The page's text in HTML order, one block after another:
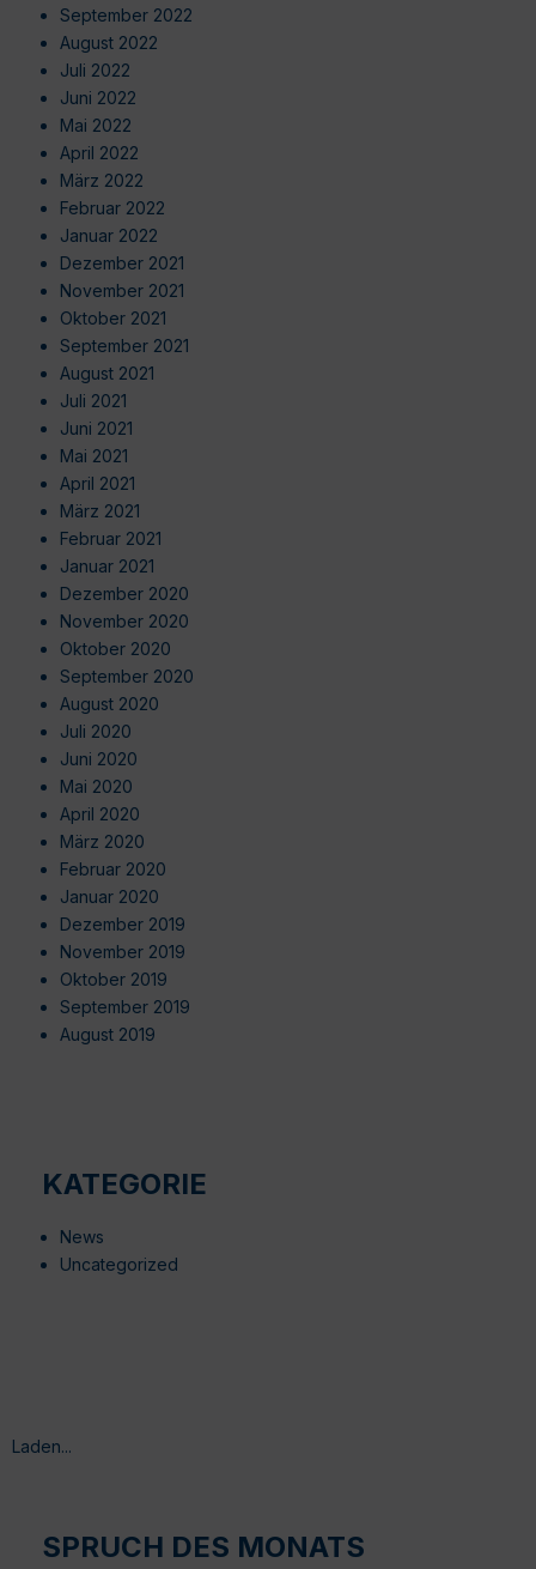
September 2022
August 2022
Juli 2022
Juni 2022
Mai 2022
April 2022
März 2022
Februar 2022
Januar 2022
Dezember 2021
November 2021
Oktober 2021
September 2021
August 2021
Juli 2021
Juni 2021
Mai 2021
April 2021
März 2021
Februar 2021
Januar 2021
Dezember 2020
November 2020
Oktober 2020
September 2020
August 2020
Juli 2020
Juni 2020
Mai 2020
April 2020
März 2020
Februar 2020
Januar 2020
Dezember 2019
November 2019
Oktober 2019
September 2019
August 2019
KATEGORIE
News
Uncategorized
Laden...
SPRUCH DES MONATS